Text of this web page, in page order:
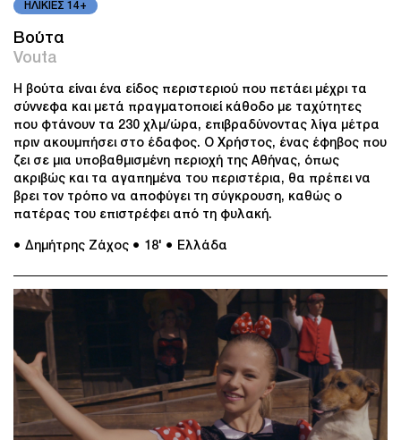
ΗΛΙΚΙΕΣ 14+
Βούτα
Vouta
H βούτα είναι ένα είδος περιστεριού που πετάει μέχρι τα
σύννεφα και μετά πραγματοποιεί κάθοδο με ταχύτητες
που φτάνουν τα 230 χλμ/ώρα, επιβραδύνοντας λίγα μέτρα
πριν ακουμπήσει στο έδαφος. Ο Χρήστος, ένας έφηβος που
ζει σε μια υποβαθμισμένη περιοχή της Αθήνας, όπως
ακριβώς και τα αγαπημένα του περιστέρια, θα πρέπει να
βρει τον τρόπο να αποφύγει τη σύγκρουση, καθώς ο
πατέρας του επιστρέφει από τη φυλακή.
● Δημήτρης Ζάχος ● 18' ● Ελλάδα